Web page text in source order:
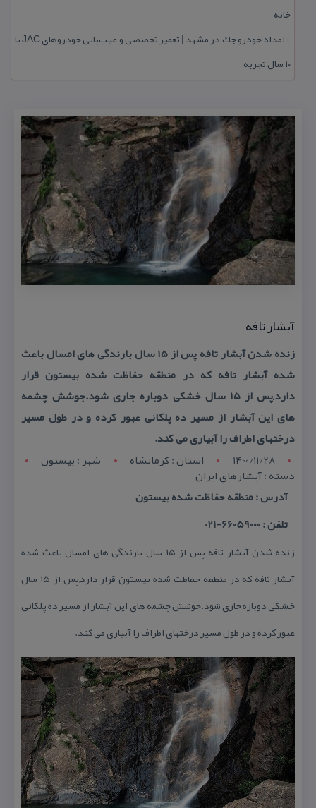
خانه
::
امداد خودرو جك در مشهد | تعمیر تخصصی و عیب‌یابی خودروهای JAC با
۱۰ سال تجربه
آبشار تافه
زنده شدن آبشار تافه پس از ۱۵ سال بارندگی های امسال باعث
شده آبشار تافه كه در منطقه حفاظت شده بیستون قرار
دارد,پس از ۱۵ سال خشكی دوباره جاری شود.جوشش چشمه
های این آبشار از مسیر ده پلكانی عبور كرده و در طول مسیر
درختهای اطراف را آبیاری می كند.
1400/11/28
استان : کرمانشاه شهر : بیستون
دسته : آبشارهای ایران
آدرس : منطقه حفاظت شده بیستون
تلفن : 66059000-021
زنده شدن آبشار تافه پس از ۱۵ سال بارندگی های امسال باعث شده
آبشار تافه كه در منطقه حفاظت شده بیستون قرار دارد,پس از ۱۵ سال
خشكی دوباره جاری شود.جوشش چشمه های این آبشار از مسیر ده پلكانی
عبور كرده و در طول مسیر درختهای اطراف را آبیاری می كند.